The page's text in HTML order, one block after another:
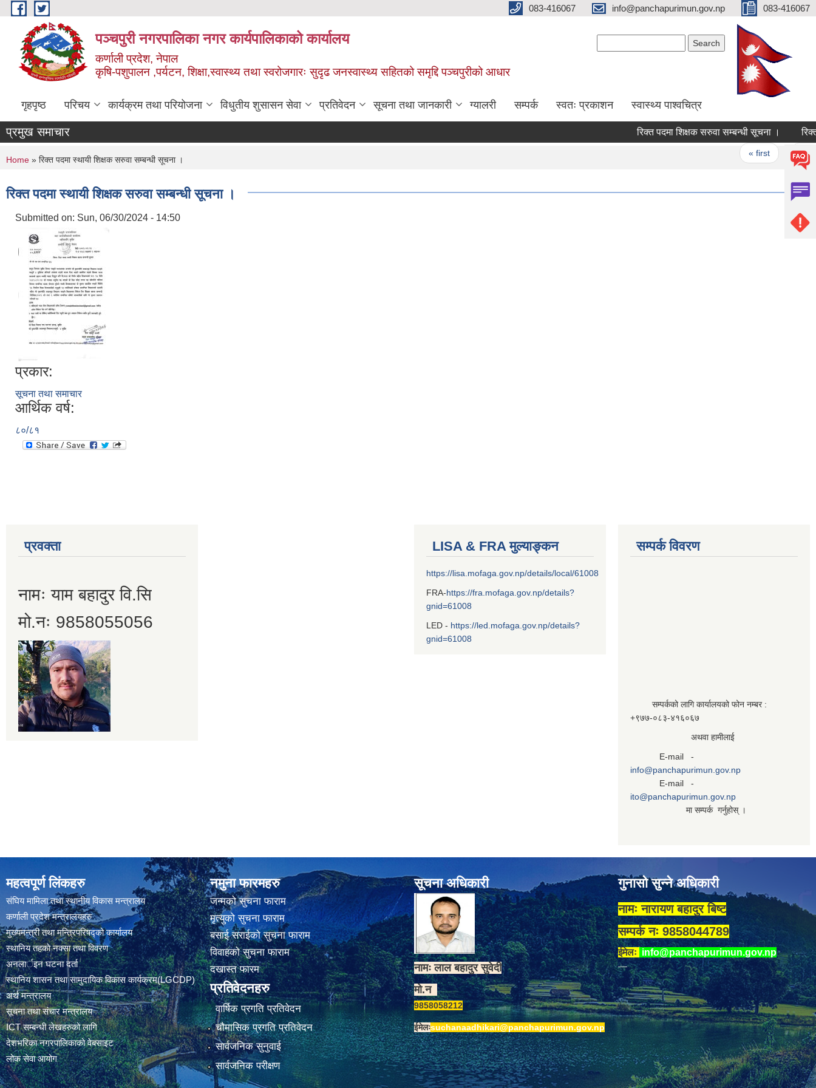
Skip to main content 083-416067 info@panchapurimun.gov.np 083-416067
पञ्चपुरी नगरपालिका नगर कार्यपालिकाको कार्यालय
कर्णाली प्रदेश, नेपाल
कृषि-पशुपालन ,पर्यटन, शिक्षा,स्वास्थ्य तथा स्वरोजगारः सुदृढ जनस्वास्थ्य सहितको समृद्दि पञ्चपुरीको आधार
गृहपृष्ठ परिचय कार्यक्रम तथा परियोजना विधुतीय शुसासन सेवा प्रतिवेदन सूचना तथा जानकारी ग्यालरी सम्पर्क स्वतः प्रकाशन स्वास्थ्य पाश्वचित्र
प्रमुख समाचार रिक्त पदमा शिक्षक सरुवा सम्बन्धी सूचना ।
« first ‹
You are here
Home » रिक्त पदमा स्थायी शिक्षक सरुवा सम्बन्धी सूचना ।
रिक्त पदमा स्थायी शिक्षक सरुवा सम्बन्धी सूचना ।
Submitted on: Sun, 06/30/2024 - 14:50
प्रकार:
सूचना तथा समाचार
आर्थिक वर्ष:
८०/८१
प्रवक्ता
नामः याम बहादुर वि.सि
मो.नः 9858055056
LISA & FRA मुल्याङ्कन
https://lisa.mofaga.gov.np/details/local/61008
FRA-https://fra.mofaga.gov.np/details?
gnid=61008
LED - https://led.mofaga.gov.np/details?
gnid=61008
सम्पर्क विवरण
सम्पर्कको लागि कार्यालयको फोन नम्बर :
+९७७-०८३‍-४१६०६७
अथवा हामीलाई
E-mail -
info@panchapurimun.gov.np
E-mail -
ito@panchapurimun.gov.np
मा सम्पर्क गर्नुहोस् ।
महत्वपूर्ण लिंकहरु
संघिय मामिला तथा स्थानीय विकास मन्त्रालय
कर्णाली प्रदेश मन्त्रालयहरु
मुख्यमन्त्री तथा मन्त्रिपरिषद्को कार्यालय
स्थानिय तहकाे नक्सा तथा विवरण
अनलार्इन घटना दर्ता
स्थानिय शासन तथा सामुदायिक विकास कार्यक्रम(LGCDP)
अर्थ मन्त्रालय
सूचना तथा संचार मन्त्रालय
ICT सम्बन्धी लेखहरुको लागि
देशभरिका नगरपालिकाको वेबसाइट
लोक सेवा आयोग
नमुना फारमहरु
जन्मको सुचना फाराम
मृत्युको सुचना फाराम
बसाई सराईको सुचना फाराम
विवाहको सुचना फाराम
दखास्त फारम
प्रतिवेदनहरु
वार्षिक प्रगति प्रतिवेदन
चौमासिक प्रगति प्रतिवेदन
सार्वजनिक सुनुवाई
सार्वजनिक परीक्षण
सूचना अधिकारी
नामः लाल बहादुर सुवेदी
मो.न
9858058212
ईमेलःsuchanaadhikari@panchapurimun.gov.np
गुनासो सुन्ने अधिकारी
नामः नारायण बहादुर बिष्ट
सम्पर्क नः 9858044789
ईमेलः info@panchapurimun.gov.np